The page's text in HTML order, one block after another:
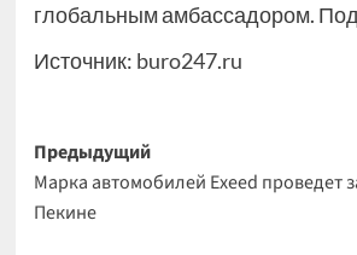
глобальным амбассадором.
Источник: buro247.ru
Навигация
записи
Предыдущий
Марка автомобилей Exeed проведет
Пекине